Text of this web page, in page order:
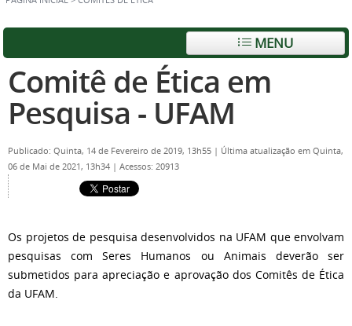
MENU
Comitê de Ética em
Pesquisa - UFAM
Publicado: Quinta, 14 de Fevereiro de 2019, 13h55 | Última atualização em Quinta,
06 de Mai de 2021, 13h34 | Acessos: 20913
Os projetos de pesquisa desenvolvidos na UFAM que envolvam
pesquisas com Seres Humanos ou Animais deverão ser
submetidos para apreciação e aprovação dos Comitês de Ética
da UFAM.